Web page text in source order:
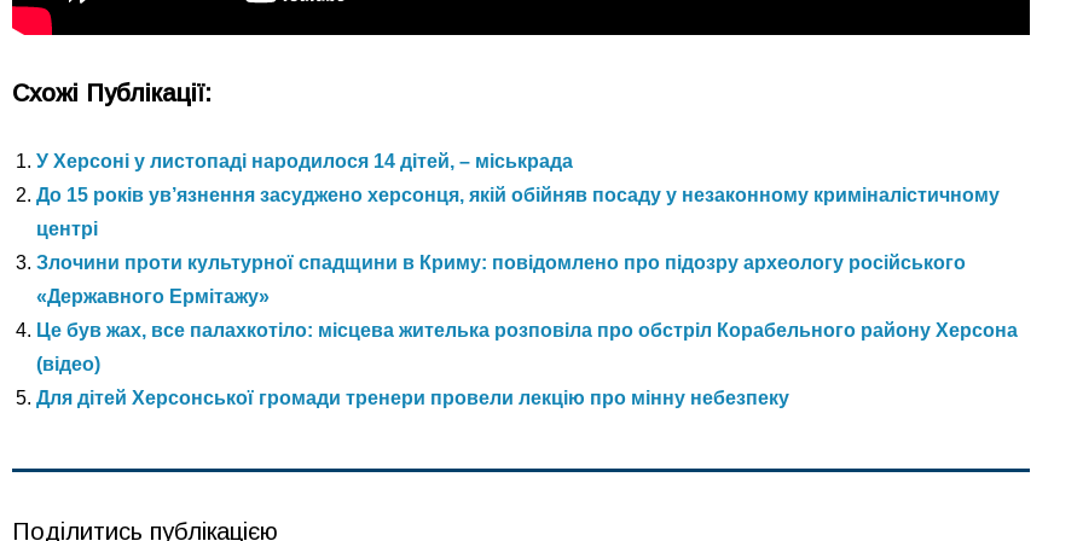
Схожі Публікації:
У Херсоні у листопаді народилося 14 дітей, – міськрада
До 15 років ув’язнення засуджено херсонця, якій обійняв посаду у незаконному криміналістичному
центрі
Злочини проти культурної спадщини в Криму: повідомлено про підозру археологу російського
«Державного Ермітажу»
Це був жах, все палахкотіло: місцева жителька розповіла про обстріл Корабельного району Херсона
(відео)
Для дітей Херсонської громади тренери провели лекцію про мінну небезпеку
Поділитись публікацією